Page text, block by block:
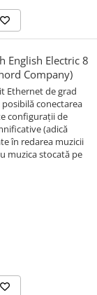
English Electric 8
Company)
Ethernet de grad
posibilă conectarea
configurații de
(adică
în redarea muzicii
muzica stocată pe